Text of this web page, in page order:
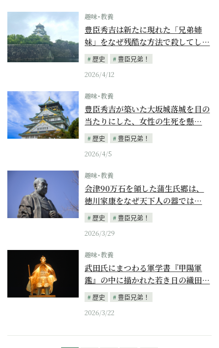
趣味･教養
豊臣秀吉は新たに現れた「兄弟姉
妹」をなぜ残酷な方法で殺してし…
歴史
豊臣兄弟！
2026/4/12
趣味･教養
豊臣秀吉が築いた大坂城落城を目の
当たりにした、女性の生死を懸…
歴史
豊臣兄弟！
2026/4/5
趣味･教養
会津90万石を領した蒲生氏郷は、
徳川家康をなぜ天下人の器では…
歴史
豊臣兄弟！
2026/3/29
趣味･教養
武田氏にまつわる軍学書『甲陽軍
鑑』の中に描かれた若き日の織田…
歴史
豊臣兄弟！
2026/3/22